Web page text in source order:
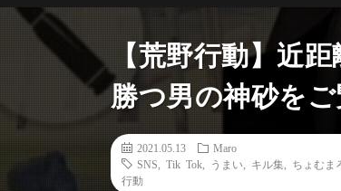
【荒野行動】近
勝つ男の神砂を
2021.05.13
Maro
SNS
Tik Tok うまい キル集 ちょむま
行動